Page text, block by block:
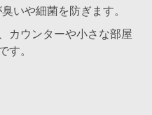
いや細菌を防ぎます。
カウンターや小さな部屋
す。